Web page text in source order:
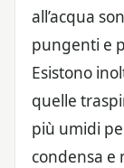
all’acqua
pungenti e
Esistono
quelle
più umidi
condensa